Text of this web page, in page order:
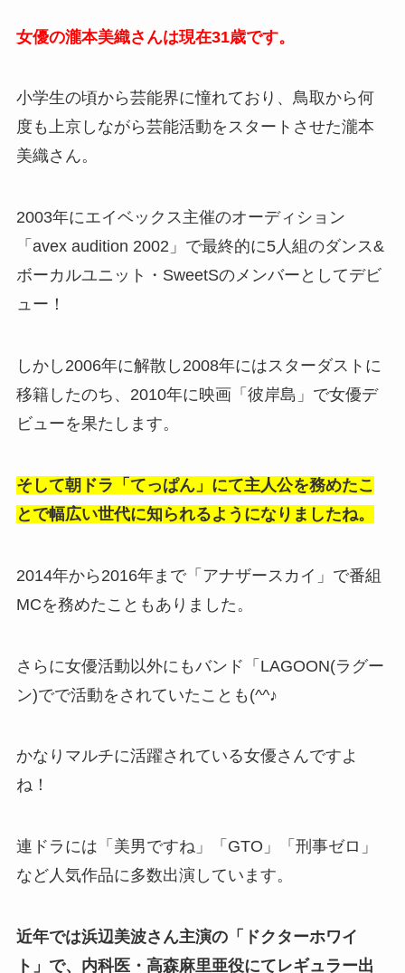
女優の瀧本美織さんは現在31歳です。
小学生の頃から芸能界に憧れており、鳥取から何
度も上京しながら芸能活動をスタートさせた瀧本
美織さん。
2003年にエイベックス主催のオーディション
「avex audition 2002」で最終的に5人組のダンス&
ボーカルユニット・SweetSのメンバーとしてデビ
ュー！
しかし2006年に解散し2008年にはスターダストに
移籍したのち、2010年に映画「彼岸島」で女優デ
ビューを果たします。
そして朝ドラ「てっぱん」にて主人公を務めたこ
とで幅広い世代に知られるようになりましたね。
2014年から2016年まで「アナザースカイ」で番組
MCを務めたこともありました。
さらに女優活動以外にもバンド「LAGOON(ラグー
ン)でで活動をされていたことも(^^♪
かなりマルチに活躍されている女優さんですよ
ね！
連ドラには「美男ですね」「GTO」「刑事ゼロ」
など人気作品に多数出演しています。
近年では浜辺美波さん主演の「ドクターホワイ
ト」で、内科医・高森麻里亜役にてレギュラー出